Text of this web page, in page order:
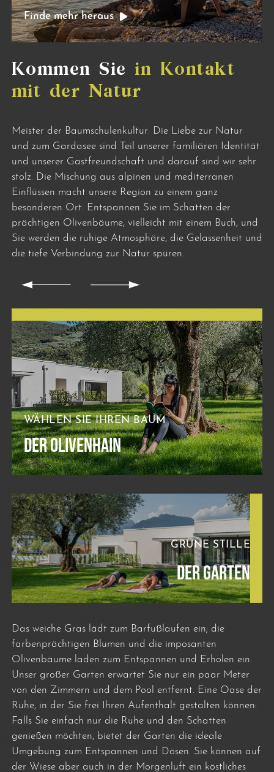
Finde mehr heraus
WÄHLEN SIE IHREN BAUM
DER OLIVENHAIN
Kommen Sie in Kontakt
mit der Natur
Meister der Baumschulenkultur: Die Liebe zur Natur
und zum Gardasee sind Teil unserer familiären Identität
und unserer Gastfreundschaft und darauf sind wir sehr
stolz. Die Mischung aus alpinen und mediterranen
Einflüssen macht unsere Region zu einem ganz
besonderen Ort. Entspannen Sie im Schatten der
prächtigen Olivenbäume, vielleicht mit einem Buch, und
Sie werden die ruhige Atmosphäre, die Gelassenheit und
die tiefe Verbindung zur Natur spüren.
GRÜNE STILLE
DER GARTEN
Das weiche Gras lädt zum Barfußlaufen ein; die
farbenprächtigen Blumen und die imposanten
Olivenbäume laden zum Entspannen und Erholen ein.
Unser großer Garten erwartet Sie nur ein paar Meter
von den Zimmern und dem Pool entfernt. Eine Oase der
Ruhe, in der Sie frei Ihren Aufenthalt gestalten können:
Falls Sie einfach nur die Ruhe und den Schatten
genießen möchten, bietet der Garten die ideale
Umgebung zum Entspannen und Dösen. Sie können auf
der Wiese aber auch in der Morgenluft ein köstliches